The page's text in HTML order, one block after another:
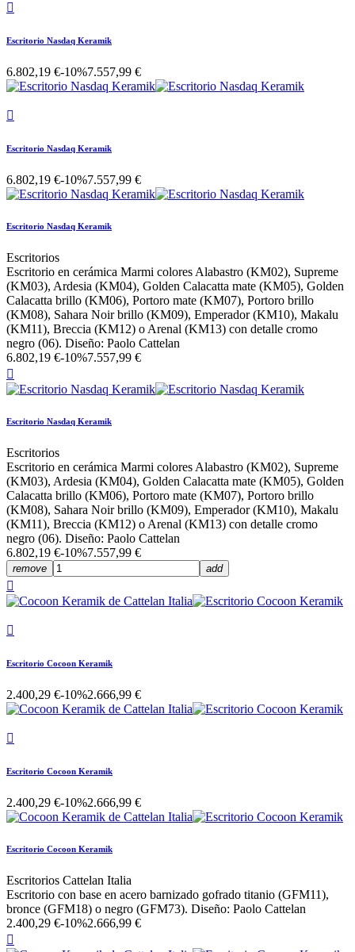

Escritorio Nasdaq Keramik
6.802,19 €-10%7.557,99 €

Escritorio Nasdaq Keramik
6.802,19 €-10%7.557,99 €
Escritorio Nasdaq Keramik
Escritorios
Escritorio en cerámica Marmi colores Alabastro (KM02), Supreme
(KM03), Ardesia (KM04), Golden Calacatta mate (KM05), Golden
Calacatta brillo (KM06), Portoro mate (KM07), Portoro brillo
(KM08), Sahara Noir brillo (KM09), Emperador (KM10), Makalu
(KM11), Breccia (KM12) o Arenal (KM13) con detalle cromo
negro (06). Diseño: Paolo Cattelan
6.802,19 €-10%7.557,99 €

Escritorio Nasdaq Keramik
Escritorios
Escritorio en cerámica Marmi colores Alabastro (KM02), Supreme
(KM03), Ardesia (KM04), Golden Calacatta mate (KM05), Golden
Calacatta brillo (KM06), Portoro mate (KM07), Portoro brillo
(KM08), Sahara Noir brillo (KM09), Emperador (KM10), Makalu
(KM11), Breccia (KM12) o Arenal (KM13) con detalle cromo
negro (06). Diseño: Paolo Cattelan
6.802,19 €-10%7.557,99 €
remove add


Escritorio Cocoon Keramik
2.400,29 €-10%2.666,99 €

Escritorio Cocoon Keramik
2.400,29 €-10%2.666,99 €
Escritorio Cocoon Keramik
Escritorios Cattelan Italia
Escritorio con base en acero barnizado gofrado titanio (GFM11),
bronce (GFM18) o negro (GFM73). Diseño: Paolo Cattelan
2.400,29 €-10%2.666,99 €
